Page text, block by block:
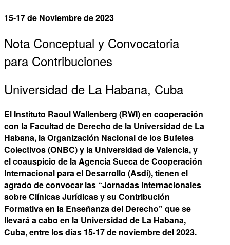
15-17 de Noviembre de 2023
Nota Conceptual y Convocatoria
para Contribuciones
Universidad de La Habana, Cuba
El Instituto Raoul Wallenberg (RWI) en cooperación
con la Facultad de Derecho de la Universidad de La
Habana, la Organización Nacional de los Bufetes
Colectivos (ONBC) y la Universidad de Valencia, y
el coauspicio de la Agencia Sueca de Cooperación
Internacional para el Desarrollo (Asdi), tienen el
agrado de convocar las “Jornadas Internacionales
sobre Clínicas Jurídicas y su Contribución
Formativa en la Enseñanza del Derecho” que se
llevará a cabo en la Universidad de La Habana,
Cuba, entre los días 15-17 de noviembre del 2023.